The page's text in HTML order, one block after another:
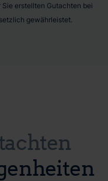
erstellten Gutachten bei
gewährleistet.